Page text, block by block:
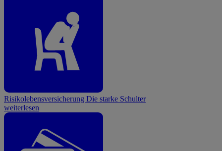
Risikolebensversicherung Die starke Schulter
weiterlesen